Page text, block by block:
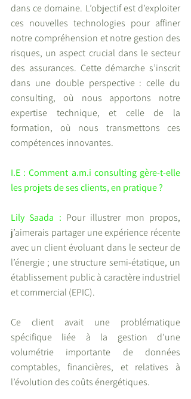
dans ce domaine. L’objectif est d’exploiter
ces nouvelles technologies pour affiner
notre compréhension et notre gestion des
risques, un aspect crucial dans le secteur
des assurances. Cette démarche s’inscrit
dans une double perspective : celle du
consulting, où nous apportons notre
expertise technique, et celle de la
formation, où nous transmettons ces
compétences innovantes.
I.E : Comment a.m.i consulting gère-t-elle
les projets de ses clients, en pratique ?
Lily Saada : Pour illustrer mon propos,
j’aimerais partager une expérience récente
avec un client évoluant dans le secteur de
l’énergie ; une structure semi-étatique, un
établissement public à caractère industriel
et commercial (EPIC).
Ce client avait une problématique
spécifique liée à la gestion d’une
volumétrie importante de données
comptables, financières, et relatives à
l’évolution des coûts énergétiques.